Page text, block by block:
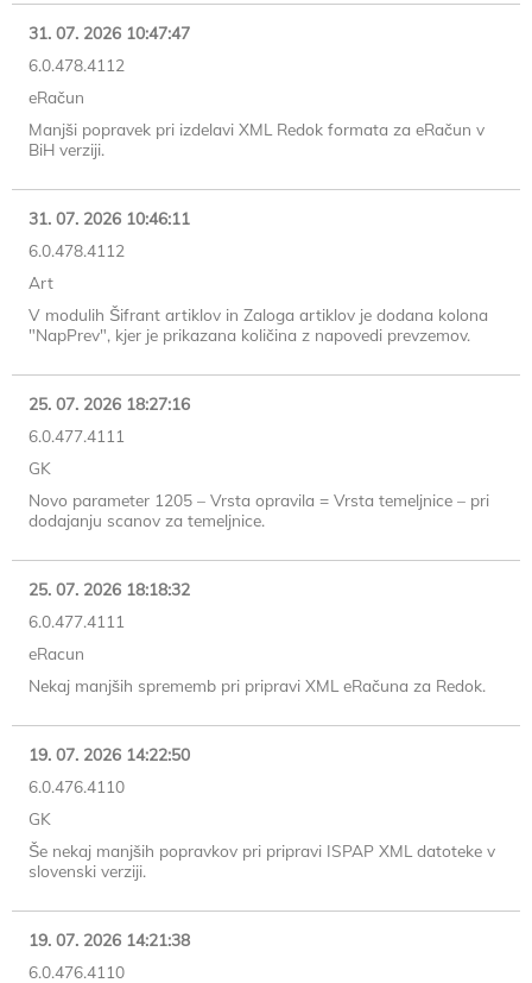
31. 07. 2026 10:47:47
6.0.478.4112
eRačun
Manjši popravek pri izdelavi XML Redok formata za eRačun v
BiH verziji.
31. 07. 2026 10:46:11
6.0.478.4112
Art
V modulih Šifrant artiklov in Zaloga artiklov je dodana kolona
"NapPrev", kjer je prikazana količina z napovedi prevzemov.
25. 07. 2026 18:27:16
6.0.477.4111
GK
Novo parameter 1205 – Vrsta opravila = Vrsta temeljnice – pri
dodajanju scanov za temeljnice.
25. 07. 2026 18:18:32
6.0.477.4111
eRacun
Nekaj manjših sprememb pri pripravi XML eRačuna za Redok.
19. 07. 2026 14:22:50
6.0.476.4110
GK
Še nekaj manjših popravkov pri pripravi ISPAP XML datoteke v
slovenski verziji.
19. 07. 2026 14:21:38
6.0.476.4110